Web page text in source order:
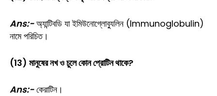
Ans:-অ্যান্টিবডি যা ইমিউনোগ্লোব্যুলিন (Immunoglobulin)
নামে পরিচিত।
(13) মানুষের নখ ও চুলে কোন প্রোটিন থাকে?
Ans:-কেরাটিন।